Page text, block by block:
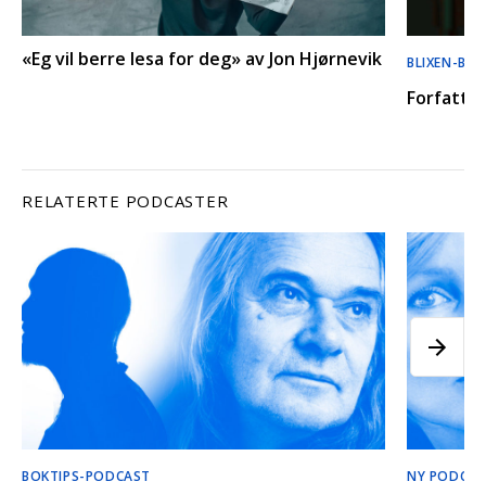
«Eg vil berre lesa for deg» av Jon Hjørnevik BLIXEN-
RELATERTE PODCASTER
BOKTIPS-PODCAST NY